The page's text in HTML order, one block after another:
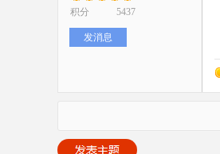
积分 5437
发消息